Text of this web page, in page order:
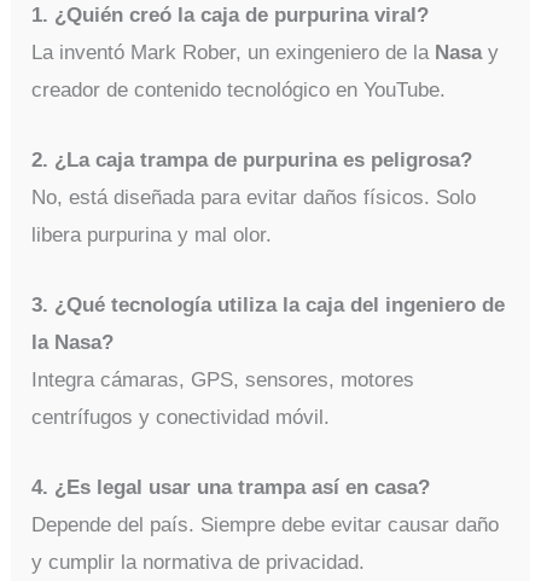
1. ¿Quién creó la caja de purpurina viral?
La inventó Mark Rober, un exingeniero de la Nasay
creador de contenido tecnológico en YouTube.
2. ¿La caja trampa de purpurina es peligrosa?
No, está diseñada para evitar daños físicos. Solo
libera purpurina y mal olor.
3. ¿Qué tecnología utiliza la caja del ingeniero de
la Nasa?
Integra cámaras, GPS, sensores, motores
centrífugos y conectividad móvil.
4. ¿Es legal usar una trampa así en casa?
Depende del país. Siempre debe evitar causar daño
y cumplir la normativa de privacidad.